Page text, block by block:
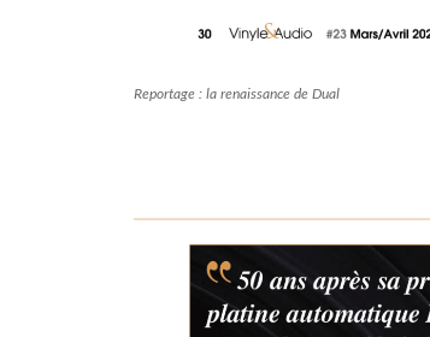
Reportage : la renaissance de Dual